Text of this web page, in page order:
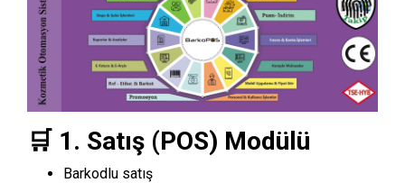
🛒 1. Satış (POS) Modülü
Barkodlu satış